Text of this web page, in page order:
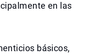
en las
básicos,